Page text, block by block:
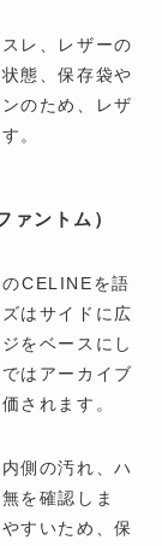
レ、レザーの
態、保存袋や
のため、レザ
。
ントム）
CELINEを語
はサイドに広
をベースにし
はアーカイブ
されます。
側の汚れ、ハ
を確認しま
すいため、保